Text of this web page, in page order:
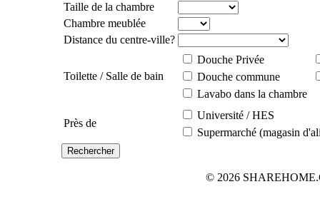
Taille de la chambre
Chambre meublée
Distance du centre-ville?
Toilette / Salle de bain
Douche Privée
Douche commune
Lavabo dans la chambre
Près de
Université / HES
Supermarché (magasin
© 2026